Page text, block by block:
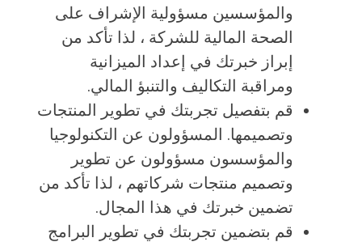
والمؤسسين مسؤولية الإشراف على
الصحة المالية للشركة ، لذا تأكد من
إبراز خبرتك في إعداد الميزانية
ومراقبة التكاليف والتنبؤ المالي.
قم بتفصيل تجربتك في تطوير المنتجات
وتصميمها. المسؤولون عن التكنولوجيا
والمؤسسون مسؤولون عن تطوير
وتصميم منتجات شركاتهم ، لذا تأكد من
تضمين خبرتك في هذا المجال.
قم بتضمين تجربتك في تطوير البرامج